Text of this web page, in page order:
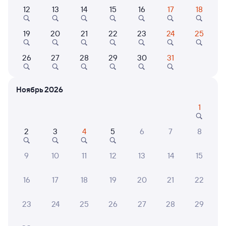
Выберите дату
Самый быстрый Фирменный
005Г Лотос Проходящий 8,9
Рассказово
03:13 09:47
5 ч 34 м в пути
Маршрут
Плацкарт
от 3 ⁠315 ⁠₽ 3 ⁠517 ⁠₽
12 13 14 15 16 17 18
19 20 21 22 23 24 25
26 27 28 29 30 31
Ноябрь 2026
1
2 3 4 5 6 7 8
9 10 11 12 13 14 15
16 17 18 19 20 21 22
23 24 25 26 27 28 29